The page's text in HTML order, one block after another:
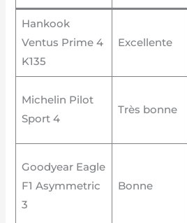
Hankook
Ventus Prime 4
K135
Excellente
Michelin Pilot
Sport 4
Très bonne
Goodyear Eagle
F1 Asymmetric
3
Bonne